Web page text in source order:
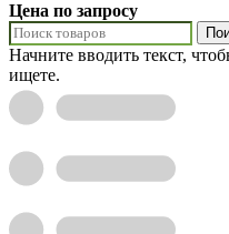
Цена по запросу
Начните вводить текст,
ищете.